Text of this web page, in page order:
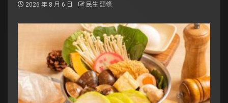
2026 年 8 月 6 日 民生 頭條